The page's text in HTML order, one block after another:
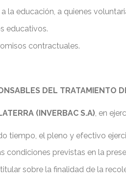
la educación, a quienes
educativos.
contractuales.
DEL TRATAMIENTO
(INVERBAC S.A), en
tiempo, el pleno y efectivo
condiciones previstas en la
sobre la finalidad de la